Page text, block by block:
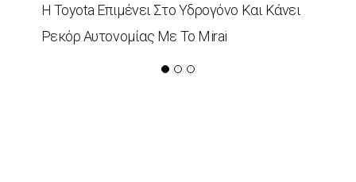
Η Toyota Επιμένει Στο Υδρογόνο Και Κάνει
Ρεκόρ Αυτονομίας Με Το Mirai